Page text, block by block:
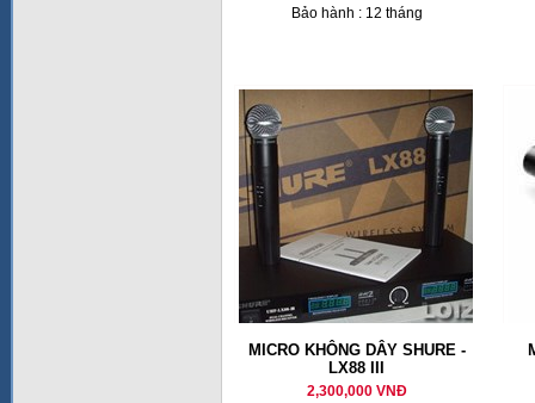
Bảo hành : 12 tháng
MICRO KHÔNG DÂY SHURE -
LX88 III
2,300,000 VNĐ